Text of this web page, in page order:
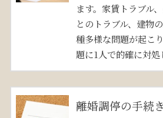
ます。家賃トラブル
とのトラブル、建物
種多様な問題が起こ
題に1人で的確に対
離婚調停の手続